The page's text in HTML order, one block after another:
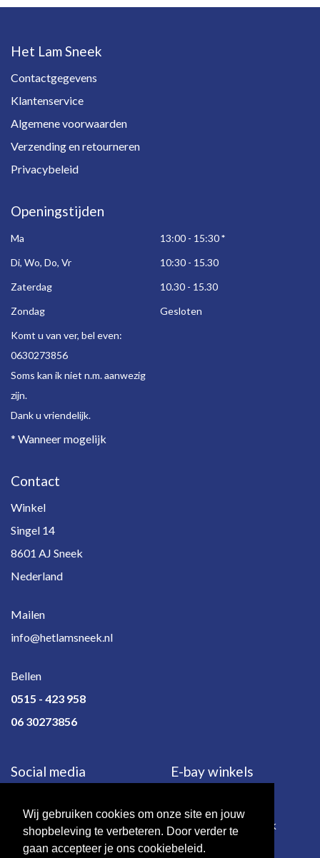
Wij gebruiken cookies om onze site en jouw
shopbeleving te verbeteren. Door verder te
gaan accepteer je ons cookiebeleid.
Het Lam Sneek
Contactgegevens
Klantenservice
Algemene voorwaarden
Verzending en retourneren
Privacybeleid
Openingstijden
Ma 13:00 - 15:30*
Di, Wo, Do, Vr
10:30 - 15.30
Zaterdag
10.30 - 15.30
Zondag
Gesloten
Komt u van ver, bel even:
0630273856
Soms kan ik niet n.m. aanwezig
zijn.
Dank u vriendelijk.
* Wanneer mogelijk
Contact
Winkel
Singel 14
8601 AJ Sneek
Nederland
Mailen
info@hetlamsneek.nl
Bellen
0515 - 423 958
06 30273856
Social media E-bay winkels
e-bay.de e-bay.co.uk